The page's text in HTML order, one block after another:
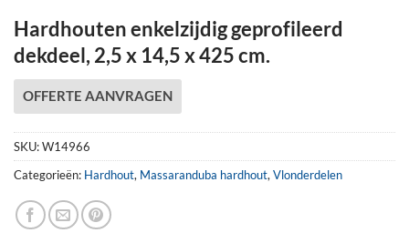
Hardhouten enkelzijdig geprofileerd
dekdeel, 2,5 x 14,5 x 425 cm.
OFFERTE AANVRAGEN
SKU:W14966
Categorieën: Hardhout, Massaranduba hardhout, Vlonderdelen